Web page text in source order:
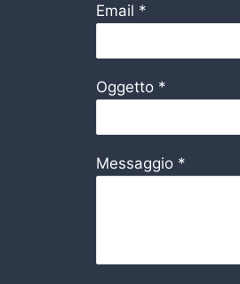
Email *
Oggetto *
Messaggio *